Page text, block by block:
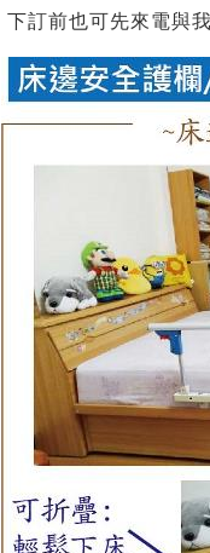
下訂前也可先來電與